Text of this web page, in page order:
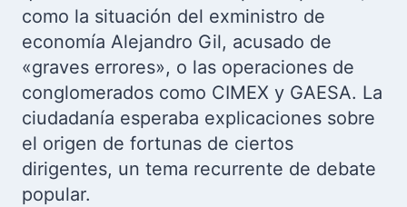
como la situación del exministro de
economía Alejandro Gil, acusado de
«graves errores», o las operaciones de
conglomerados como CIMEX y GAESA. La
ciudadanía esperaba explicaciones sobre
el origen de fortunas de ciertos
dirigentes, un tema recurrente de debate
popular.